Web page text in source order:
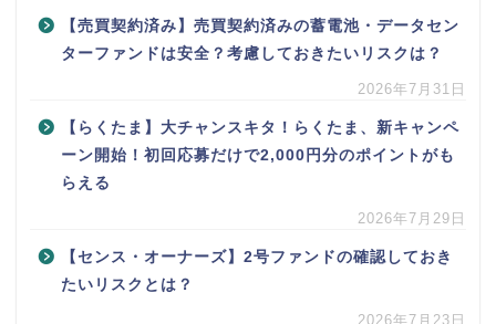
【売買契約済み】売買契約済みの蓄電池・データセン
ターファンドは安全？考慮しておきたいリスクは？
2026年7月31日
【らくたま】大チャンスキタ！らくたま、新キャンペ
ーン開始！初回応募だけで2,000円分のポイントがも
らえる
2026年7月29日
【センス・オーナーズ】2号ファンドの確認しておき
たいリスクとは？
2026年7月23日